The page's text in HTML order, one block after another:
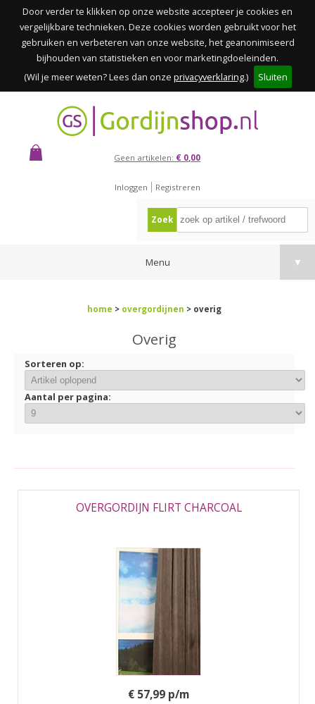
Door verder te klikken op onze website accepteer je cookies en
vergelijkbare technieken. Deze cookies worden gebruikt voor het
gebruiken en verbeteren van onze website, het geanonimiseerd
bijhouden van statistieken en voor marketingdoeleinden.
(Wil je meer weten? Lees dan onze privacyverklaring.) Sluiten
Geen artikelen: € 0,00
Inloggen Registreren
Zoek
Menu ▼
home > overgordijnen > overig
Overig
Sorteren op:
Aantal per pagina:
OVERGORDIJN FLIRT CHARCOAL
€ 57,99 p/m